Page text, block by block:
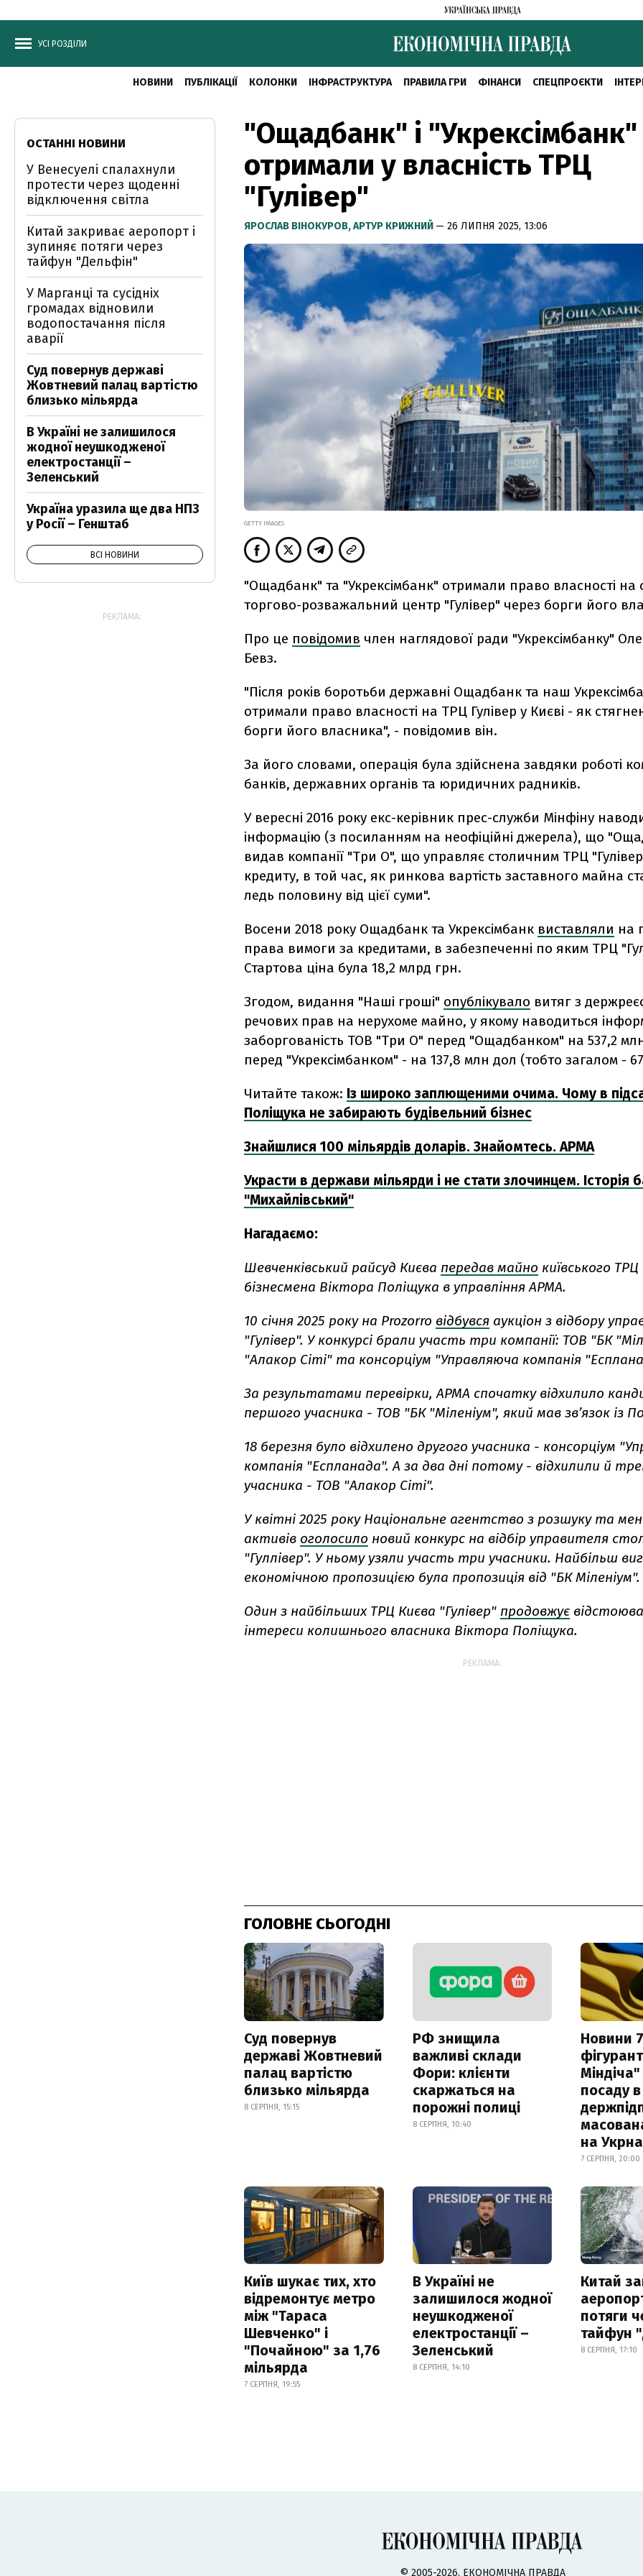
УСІ РОЗДІЛИ
НОВИНИ ПУБЛІКАЦІЇ КОЛОНКИ ІНФРАСТРУКТУРА ПРАВИЛА ГРИ ФІНАНСИ СПЕЦПРОЄКТИ
"Ощадбанк" і "Укрексімбанк"
отримали у власність ТРЦ
"Гулівер"
ЯРОСЛАВ ВІНОКУРОВ,АРТУР КРИЖНИЙ — 26 ЛИПНЯ 2025, 13:06
GETTY IMAGES
"Ощадбанк" та "Укрексімбанк" отримали право власності на
торгово-розважальний центр "Гулівер" через борги його
Про це повідомив член наглядової ради "Укрексімбанку"
Бевз.
"Після років боротьби державні Ощадбанк та наш
отримали право власності на ТРЦ Гулівер у Києві - як
борги його власника", - повідомив він.
За його словами, операція була здійснена завдяки роботі
банків, державних органів та юридичних радників.
У вересні 2016 року екс-керівник прес-служби Мінфіну
інформацію (з посиланням на неофіційні джерела), що
видав компанії "Три О", що управляє столичним ТРЦ
кредиту, в той час, як ринкова вартість заставного майна
ледь половину від цієї суми".
Восени 2018 року Ощадбанк та Укрексімбанк виставляли на
права вимоги за кредитами, в забезпеченні по яким ТРЦ
Стартова ціна була 18,2 млрд грн.
Згодом, видання "Наші гроші" опублікувало витяг з
речових прав на нерухоме майно, у якому наводиться
заборгованість ТОВ "Три О" перед "Ощадбанком" на 537,2
перед "Укрексімбанком" - на 137,8 млн дол (тобто загалом -
Читайте також: Із широко заплющеними очима. Чому в
Поліщука не забирають будівельний бізнес
Знайшлися 100 мільярдів доларів. Знайомтесь. АРМА
Украсти в держави мільярди і не стати злочинцем. Історія
"Михайлівський"
Нагадаємо:
Шевченківський райсуд Києва передав майно київського ТРЦ
бізнесмена Віктора Поліщука в управління АРМА.
10 січня 2025 року на Prozorro відбувся аукціон з відбору
"Гулівер". У конкурсі брали участь три компанії: ТОВ "БК
"Алакор Сіті" та консорціум "Управляюча компанія
За результатами перевірки, АРМА спочатку відхилило
першого учасника - ТОВ "БК "Міленіум", який мав зв’язок із
18 березня було відхилено другого учасника - консорціум
компанія "Еспланада". А за два дні потому - відхилили й
учасника - ТОВ "Алакор Сіті".
У квітні 2025 року Національне агентство з розшуку та
активів оголосило новий конкурс на відбір управителя
"Гуллівер". У ньому узяли участь три учасники. Найбільш
економічною пропозицією була пропозиція від "БК Міленіум".
Один з найбільших ТРЦ Києва "Гулівер" продовжує
інтереси колишнього власника Віктора Поліщука.
РЕКЛАМА:
ГОЛОВНЕ СЬОГОДНІ
Суд повернув
державі Жовтневий
палац вартістю
близько мільярда
8 СЕРПНЯ, 15:15
РФ знищила
важливі склади
Фори: клієнти
скаржаться на
порожні полиці
8 СЕРПНЯ, 10:40
Новини
посаду в
на
7 СЕРПНЯ, 20:00
Київ шукає тих, хто
відремонтує метро
між "Тараса
Шевченко" і
"Почайною" за 1,76
мільярда
7 СЕРПНЯ, 19:55
В Україні не
залишилося жодної
неушкодженої
електростанції –
Зеленський
8 СЕРПНЯ, 14:10
Китай
потяги
тайфун
8 СЕРПНЯ, 17:10
ОСТАННІ НОВИНИ
У Венесуелі спалахнули
протести через щоденні
відключення світла
Китай закриває аеропорт і
зупиняє потяги через
тайфун "Дельфін"
У Марганці та сусідніх
громадах відновили
водопостачання після
аварії
Суд повернув державі
Жовтневий палац вартістю
близько мільярда
В Україні не залишилося
жодної неушкодженої
електростанції –
Зеленський
Україна уразила ще два НПЗ
у Росії – Генштаб
ВСІ НОВИНИ
РЕКЛАМА:
© 2005-2026, ЕКОНОМІЧНА ПРАВДА